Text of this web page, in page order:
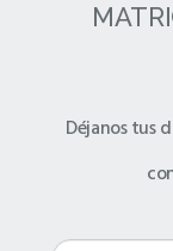
Déjanos tus